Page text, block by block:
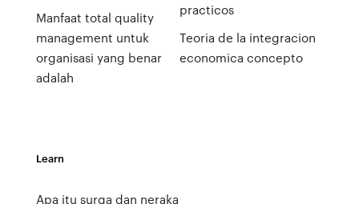
Manfaat total quality
management untuk
organisasi yang benar
adalah
practicos
Teoria de la integracion
economica concepto
Learn
Apa itu surga dan neraka